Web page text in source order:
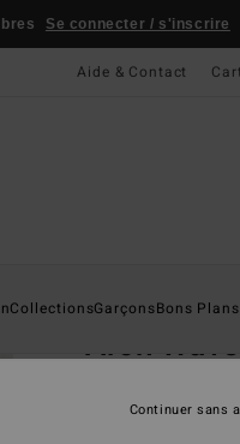
Se connecter / s'inscrire
Aide & Contact
CollectionsGarçonsBons Plans
Arch Wave
T-shirt à
Continuer sans